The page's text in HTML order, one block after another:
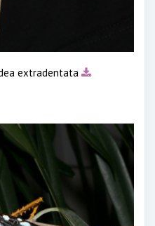
extradentata